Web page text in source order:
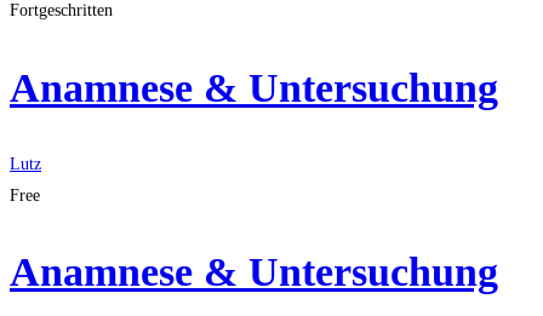
Fortgeschritten
Anamnese & Untersuchung
Lutz
Free
Anamnese & Untersuchung